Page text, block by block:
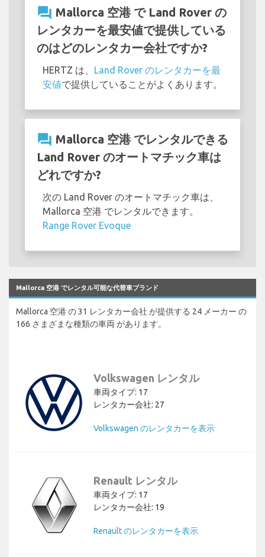
question_answer Mallorca 空港 で Land Rover の
レンタカーを最安値で提供している
のはどのレンタカー会社ですか?
HERTZ は、 Land Rover のレンタカーを最
安値で提供していることがよくあります。
question_answer Mallorca 空港 でレンタルできる
Land Rover のオートマチック車は
どれですか?
次の Land Rover のオートマチック車は、
Mallorca 空港 でレンタルできます。
Range Rover Evoque
Mallorca 空港 でレンタル可能な代替車ブランド
Mallorca 空港 の 31 レンタカー会社 が提供する 24 メーカー の
166 さまざまな種類の車両 があります。
Volkswagen レンタル
車両タイプ: 17
レンタカー会社: 27
Volkswagen のレンタカーを表示
Renault レンタル
車両タイプ: 17
レンタカー会社: 19
Renault のレンタカーを表示